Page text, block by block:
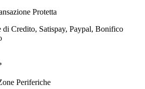
Protetta
di Credito, Satispay, Paypal, Bonifico
Periferiche